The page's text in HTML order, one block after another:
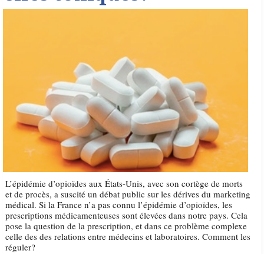
L’épidémie d’opioïdes aux États-Unis, avec son cortège de morts
et de procès, a suscité un débat public sur les dérives du marketing
médical. Si la France n’a pas connu l’épidémie d’opioïdes, les
prescriptions médicamenteuses sont élevées dans notre pays. Cela
pose la question de la prescription, et dans ce problème complexe
celle des des relations entre médecins et laboratoires. Comment les
réguler?